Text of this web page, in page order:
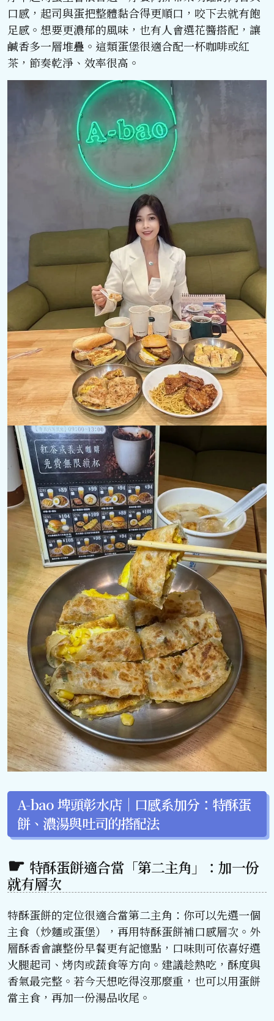
口感，起司與蛋把整體黏合得更順口，咬下去就有飽
足感。想要更濃郁的風味，也有人會選花醬搭配，讓
鹹香多一層堆疊。這類蛋堡很適合配一杯咖啡或紅
茶，節奏乾淨、效率很高。
A-bao 埤頭彰水店｜口感系加分：特酥蛋
餅、濃湯與吐司的搭配法
特酥蛋餅適合當「第二主角」：加一份
就有層次
特酥蛋餅的定位很適合當第二主角：你可以先選一個
主食（炒麵或蛋堡），再用特酥蛋餅補口感層次。外
層酥香會讓整份早餐更有記憶點，口味則可依喜好選
火腿起司、烤肉或蔬食等方向。建議趁熱吃，酥度與
香氣最完整。若今天想吃得沒那麼重，也可以用蛋餅
當主食，再加一份湯品收尾。